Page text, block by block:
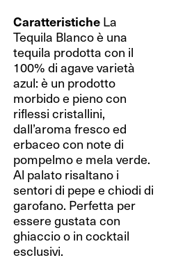
Caratteristiche La
Tequila Blanco è una
tequila prodotta con il
100% di agave varietà
azul: è un prodotto
morbido e pieno con
riflessi cristallini,
dall’aroma fresco ed
erbaceo con note di
pompelmo e mela verde.
Al palato risaltano i
sentori di pepe e chiodi di
garofano. Perfetta per
essere gustata con
ghiaccio o in cocktail
esclusivi.